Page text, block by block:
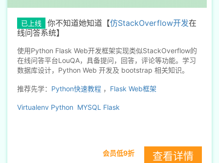
已上线 你不知道她知道【仿StackOverflow开发在
线问答系统】
使用Python Flask Web开发框架实现类似StackOverflow的
在线问答平台LouQA，具备提问，回答，评论等功能。学习
数据库设计，Python Web 开发及 bootstrap 相关知识。
推荐先学： Python快速教程 ， Flask Web框架
Virtualenv Python MYSQL Flask
会员低9折 查看详情